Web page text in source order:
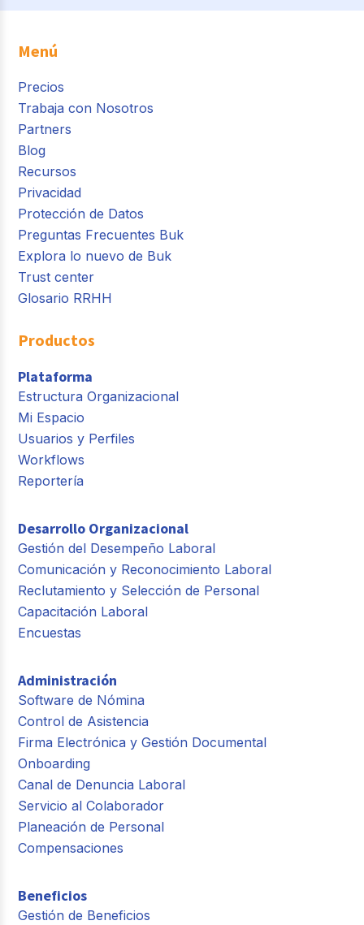
Menú
Precios
Trabaja con Nosotros
Partners
Blog
Recursos
Privacidad
Protección de Datos
Preguntas Frecuentes Buk
Explora lo nuevo de Buk
Trust center
Glosario RRHH
Productos
Plataforma
Estructura Organizacional
Mi Espacio
Usuarios y Perfiles
Workflows
Reportería
Desarrollo Organizacional
Gestión del Desempeño Laboral
Comunicación y Reconocimiento Laboral
Reclutamiento y Selección de Personal
Capacitación Laboral
Encuestas
Administración
Software de Nómina
Control de Asistencia
Firma Electrónica y Gestión Documental
Onboarding
Canal de Denuncia Laboral
Servicio al Colaborador
Planeación de Personal
Compensaciones
Beneficios
Gestión de Beneficios